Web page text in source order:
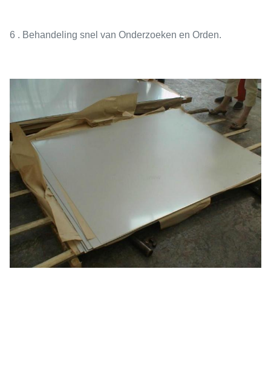
6 . Behandeling snel van Onderzoeken en Orden.